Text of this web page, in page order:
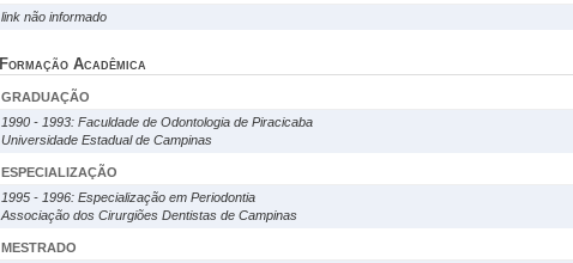
link não informado
Formação Acadêmica
GRADUAÇÃO
1990 - 1993: Faculdade de Odontologia de Piracicaba
Universidade Estadual de Campinas
ESPECIALIZAÇÃO
1995 - 1996: Especialização em Periodontia
Associação dos Cirurgiões Dentistas de Campinas
MESTRADO